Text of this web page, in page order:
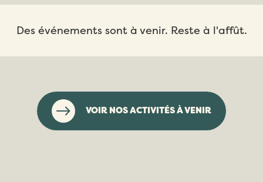
Des événements sont à venir. Reste à l'affût.
VOIR NOS ACTIVITÉS À VENIR